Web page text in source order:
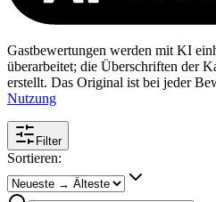
Gastbewertungen werden mit KI
überarbeitet; die Überschriften der
erstellt. Das Original ist bei jeder
Nutzung
Filter
Sortieren: